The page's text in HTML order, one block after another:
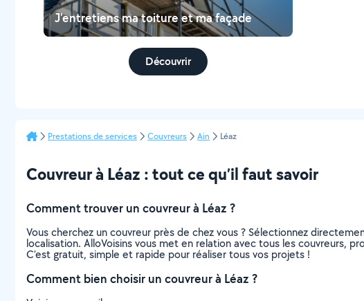
J'entretiens ma toiture et ma façade
Découvrir
Prestations de services Couvreurs Ain Léaz
Couvreur à Léaz : tout ce qu’il faut savoir
Comment trouver un couvreur à Léaz ?
Vous cherchez un couvreur près de chez vous ? Sélectionnez
localisation. AlloVoisins vous met en relation avec tous les couvreurs,
C’est gratuit, simple et rapide pour réaliser tous vos projets !
Comment bien choisir un couvreur à Léaz ?